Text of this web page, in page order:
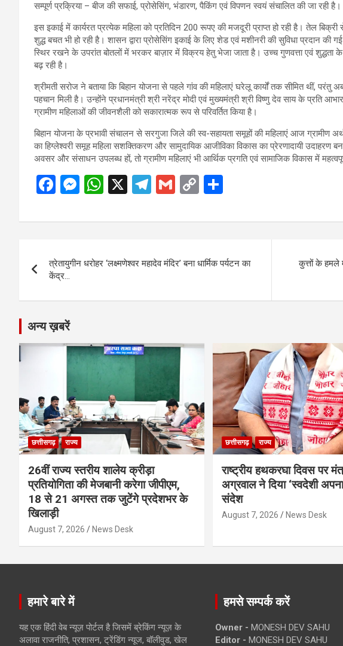
सम्पूर्ण प्रक्रिया – बीज की सफाई, प्रोसेसिंग, भंडारण, पैकिंग एवं विपणन स्वयं संचालित की जा रही है।
इस इकाई में कार्यरत प्रत्येक महिला को प्रतिदिन 200 रूपए की मजदूरी प्राप्त हो रही है। तेल
शुद्ध बचत भी हो रही है। शासन द्वारा प्रोसेसिंग इकाई के लिए शेड एवं मशीनरी की सुविधा प्रदान
स्थिर रखने के उपरांत बोतलों में भरकर बाज़ार में विक्रय हेतु भेजा जाता है। उच्च गुणवत्ता एवं शुद्धता के
बढ़ रही है।
श्रीमती सरोज ने बताया कि बिहान योजना से पहले गांव की महिलाएं घरेलू कार्यों तक सीमित थीं,
पहचान मिली है। उन्होंने प्रधानमंत्री श्री नरेंद्र मोदी एवं मुख्यमंत्री श्री विष्णु देव साय के प्रति
ग्रामीण महिलाओं की जीवनशैली को सकारात्मक रूप से परिवर्तित किया है।
बिहान योजना के प्रभावी संचालन से सरगुजा जिले की स्व-सहायता समूहों की महिलाएं आज ग्रामीण
का हिग्लेश्वरी समूह महिला सशक्तिकरण और सामुदायिक आजीविका विकास का प्रेरणादायी उदाहरण
अवसर और संसाधन उपलब्ध हों, तो ग्रामीण महिलाएं भी आर्थिक प्रगति एवं सामाजिक विकास में
F
ce
o
o
k
M
se
g
W
at
A
p
X
T
e
a
G
ail
C
py
n
ar
navigation
त्रेतायुगीन धरोहर ‘लक्ष्मणेश्वर महादेव मंदिर’ बना धार्मिक पर्यटन का
केंद्र…
कुत्तों के हमले
अन्य ख़बरें
छत्तीसगढ़ राज्य
26वीं राज्य स्तरीय शालेय क्रीड़ा
प्रतियोगिता की मेजबानी करेगा जीपीएम,
18 से 21 अगस्त तक जुटेंगे प्रदेशभर के
खिलाड़ी
August 7, 2026 News Desk
छत्तीसगढ़ राज्य
राष्ट्रीय हथकरघा दिवस पर
अग्रवाल ने दिया ‘स्वदेशी
संदेश
August 7, 2026 News Desk
हमारे बारे में
यह एक हिंदी वेब न्यूज़ पोर्टल है जिसमें ब्रेकिंग न्यूज़ के
अलावा राजनीति, प्रशासन, ट्रेंडिंग न्यूज, बॉलीवुड, खेल
हमसे सम्पर्क करें
Owner - MONESH DEV SAHU
Editor - MONESH DEV SAHU